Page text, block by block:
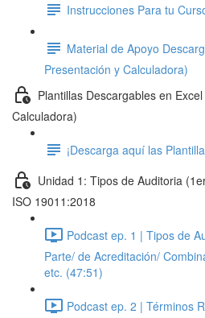
Instrucciones Para tu
Material de Apoyo
Presentación y Calculadora)
Plantillas Descargables en
Calculadora)
¡Descarga aquí las
Unidad 1: Tipos de Auditoria
ISO 19011:2018
Podcast ep. 1 | Tipos de
Parte/ de Acreditación/
etc. (47:51)
Podcast ep. 2 | Términos